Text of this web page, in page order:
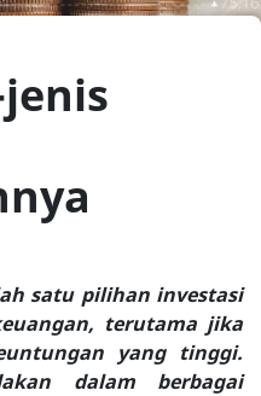
satu pilihan investasi
terutama jika
yang tinggi.
dalam berbagai